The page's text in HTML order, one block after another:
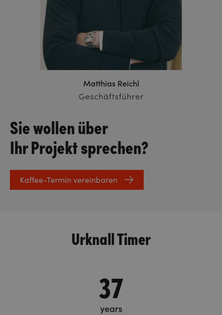
Sie wollen über
Ihr Projekt sprechen?
Kaffee-Termin vereinbaren
Matthias Reichl
Geschäftsführer
Urknall Timer
37
years